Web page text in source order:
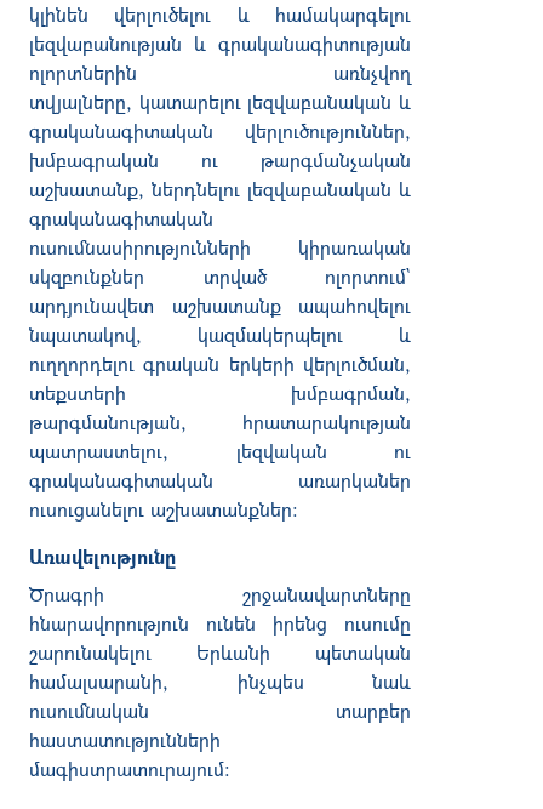
կլինեն
վերլուծելու և
համակարգելու
լեզվաբանության և գրականագիտության
ոլորտներին
առնչվող
տվյալները, կատարելու լեզվաբանական և
գրականագիտական
վերլուծություններ,
խմբագրական
ու
թարգմանչական
աշխատանք, ներդնելու լեզվաբանական և
գրականագիտական
ուսումնասիրությունների
կիրառական
սկզբունքներ
տրված ոլորտում`
արդյունավետ
աշխատանք
ապահովելու
նպատակով, կազմակերպելու
և
ուղղորդելու գրական երկերի վերլուծման,
տեքստերի
խմբագրման,
թարգմանության, հրատարակության
պատրաստելու, լեզվական
ու
գրականագիտական
առարկաներ
ուսուցանելու աշխատանքներ։
Առավելությունը
Ծրագրի
շրջանավարտները
հնարավորություն
ունեն իրենց
ուսումը
շարունակելու
Երևանի
պետական
համալսարանի, ինչպես
նաև
ուսումնական
տարբեր
հաստատությունների
մագիստրատուրայում։